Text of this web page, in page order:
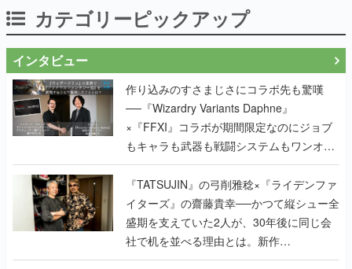
カテゴリーピックアップ
インタビュー
作り込みのすさまじさにコラボ先も驚嘆
──『Wizardry Variants Daphne』
×『FFXI』コラボが期間限定なのにジョブ
もキャラも武器も戦闘システムもワンオフ
で作り込まれた理由を両ディレクターに聞
く
『TATSUJIN』の弓削雅稔×『ライデンファ
イターズ』の齋藤貴幸──かつて縦シュー全
盛期を支えていた2人が、30年後に同じ会
社で机を並べる理由とは。新作
『TATSUJIN EXTREME』で初タッグを組